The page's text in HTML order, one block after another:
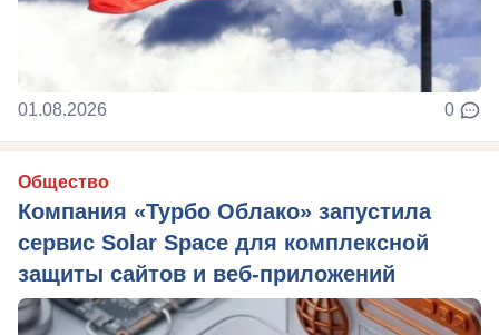
01.08.2026 0
Общество
Компания «Турбо Облако» запустила
сервис Solar Space для комплексной
защиты сайтов и веб-приложений